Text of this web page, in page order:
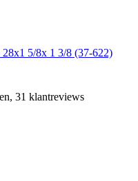
5/8x 1 3/8 (37-622)
31 klantreviews